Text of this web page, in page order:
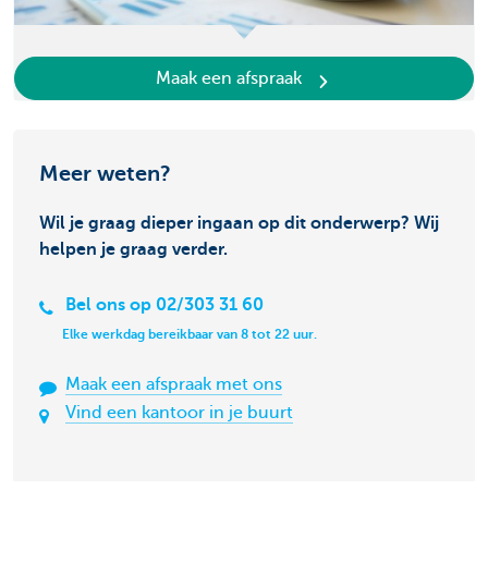
Maak een afspraak
Meer weten?
Wil je graag dieper ingaan op dit onderwerp? Wij
helpen je graag verder.
Bel ons op 02/303 31 60
Elke werkdag bereikbaar van 8 tot 22 uur.
Maak een afspraak met ons
Vind een kantoor in je buurt